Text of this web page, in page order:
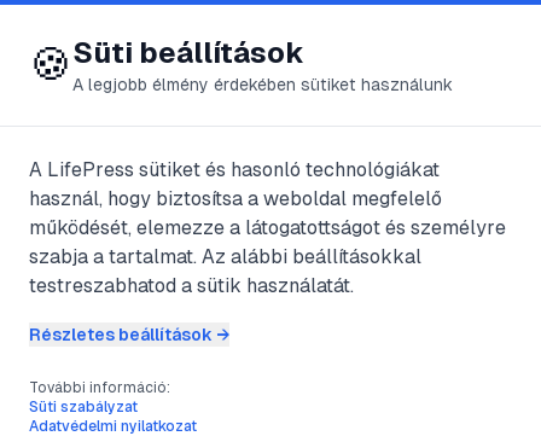
😍 LifePress
@MikeAdina
2011. augusztus 16. perc olvasás
Vetőmagok
tulajdonságai
#csíraképesség
🍪Süti beállítások
A legjobb élmény érdekében sütiket használunk
A LifePress sütiket és hasonló technológiákat
használ, hogy biztosítsa a weboldal megfelelő
működését, elemezze a látogatottságot és személyre
szabja a tartalmat. Az alábbi beállításokkal
testreszabhatod a sütik használatát.
Részletes beállítások →
További információ:
Süti szabályzat
Adatvédelmi nyilatkozat